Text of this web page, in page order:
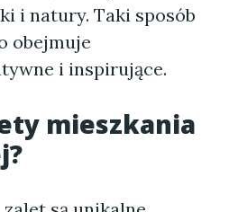
i natury. Taki sposób
obejmuje
i inspirujące.
mieszkania